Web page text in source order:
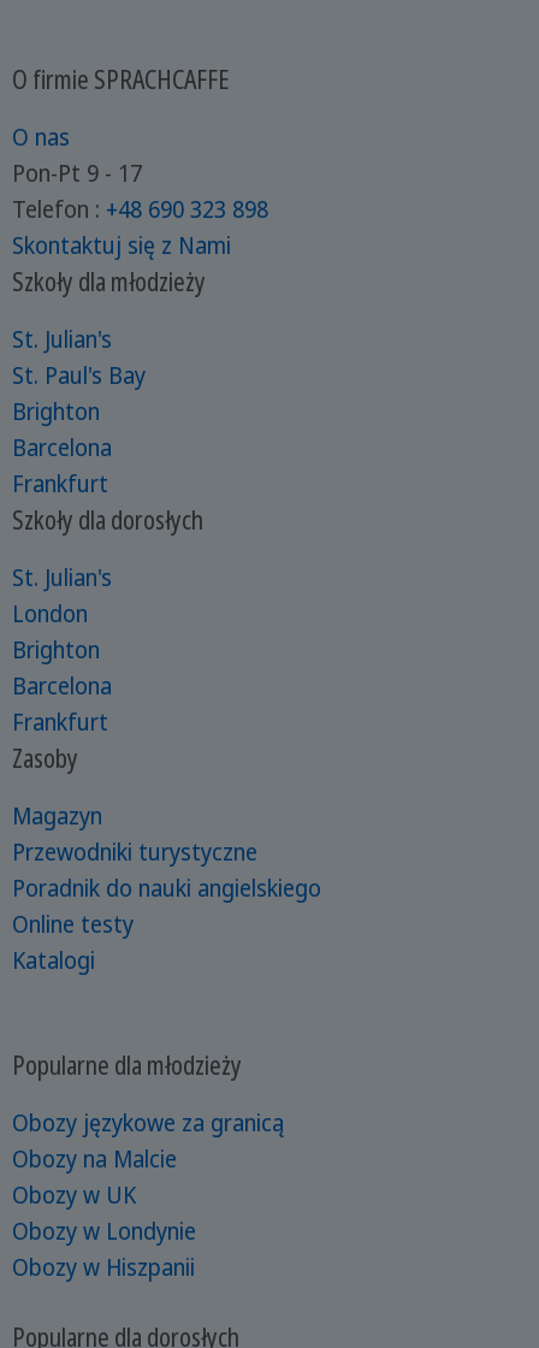
O firmie SPRACHCAFFE
O nas
Pon-Pt 9 - 17
Telefon : +48 690 323 898
Skontaktuj się z Nami
Szkoły dla młodzieży
St. Julian's
St. Paul's Bay
Brighton
Barcelona
Frankfurt
Szkoły dla dorosłych
St. Julian's
London
Brighton
Barcelona
Frankfurt
Zasoby
Magazyn
Przewodniki turystyczne
Poradnik do nauki angielskiego
Online testy
Katalogi
Popularne dla młodzieży
Obozy językowe za granicą
Obozy na Malcie
Obozy w UK
Obozy w Londynie
Obozy w Hiszpanii
Popularne dla dorosłych